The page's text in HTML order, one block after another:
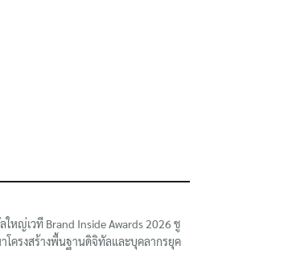
ลใหญ่เวที Brand Inside Awards 2026 ชู
โครงสร้างพื้นฐานดิจิทัลและบุคลากรยุค